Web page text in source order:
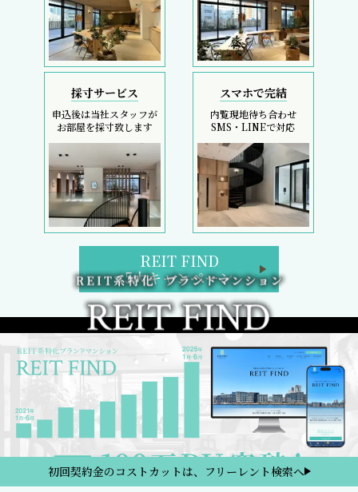
採寸サービス
申込後は当社スタッフが
お部屋を採寸致します
スマホで完結
内覧現地待ち合わせ
SMS・LINEで対応
REIT FIND
5大キャンペーン
初回契約金のコストカットは、フリーレント検索へ